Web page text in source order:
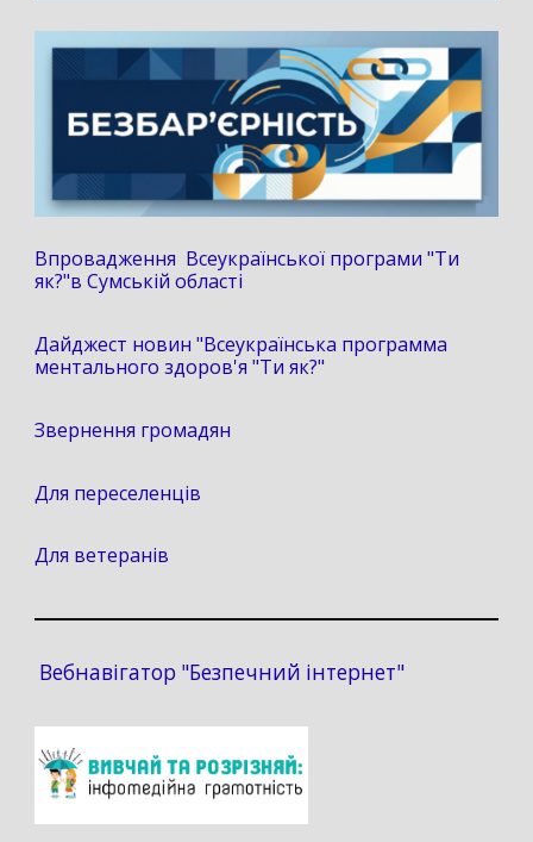
Впровадження Всеукраїнської програми "Ти
як?"в Сумській області
Дайджест новин "Всеукраїнська программа
ментального здоров'я "Ти як?"
Звернення громадян
Для переселенців
Для ветеранів
Вебнавігатор "Безпечний інтернет"